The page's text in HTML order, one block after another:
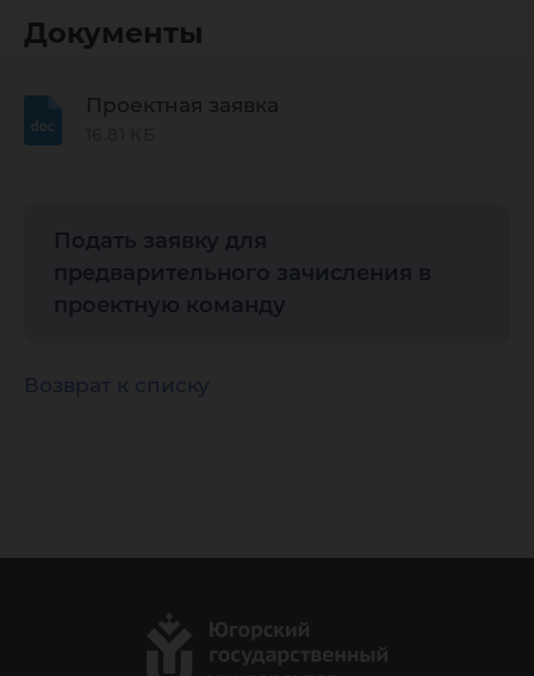
Документы
Проектная заявка
Подать заявку для
предварительного зачисления в
проектную команду
Возврат к списку